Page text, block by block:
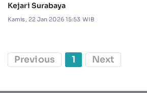
Kejari Surabaya
Kamis, 22 Jan 2026 15:53 WIB
Previous 1 Next